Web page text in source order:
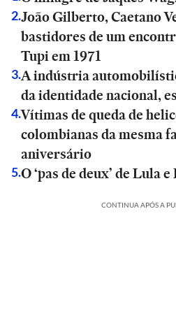
2.João Gilberto, Caetano
bastidores de um
Tupi em 1971
3.A indústria
da identidade nacional,
4.Vítimas de queda de
colombianas da mesma
aniversário
5.O ‘pas de deux’ de Lula
CONTINUA APÓS A